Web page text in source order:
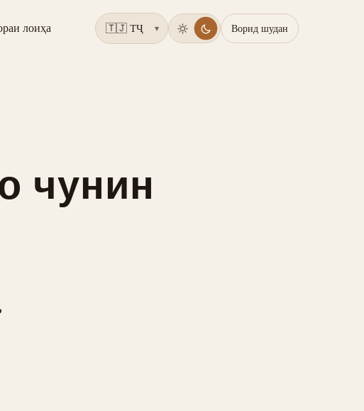
лоиҳа ▾ Ворид шудан
чунин